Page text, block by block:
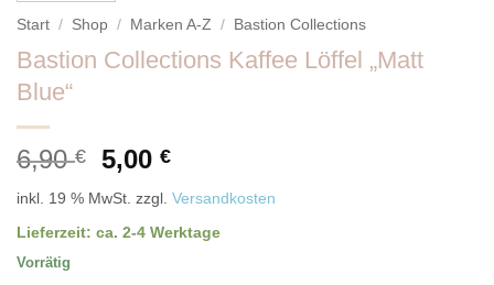
Start / Shop / Marken A-Z / Bastion Collections
Bastion Collections Kaffee Löffel „Matt
Blue“
6,90€
Ursprünglicher
war:
6,90 €
5,00€Aktueller
ist:
5,00 €.
inkl. 19 % MwSt. zzgl. Versandkosten
Lieferzeit: ca. 2-4 Werktage
Vorrätig